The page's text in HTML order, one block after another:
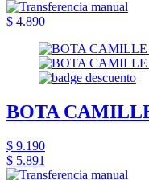
$ 4.890
BOTA
$ 9.190
$ 5.891